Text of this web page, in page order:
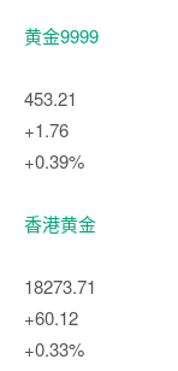
黄金9999
453.21
+1.76
+0.39%
香港黄金
18273.71
+60.12
+0.33%